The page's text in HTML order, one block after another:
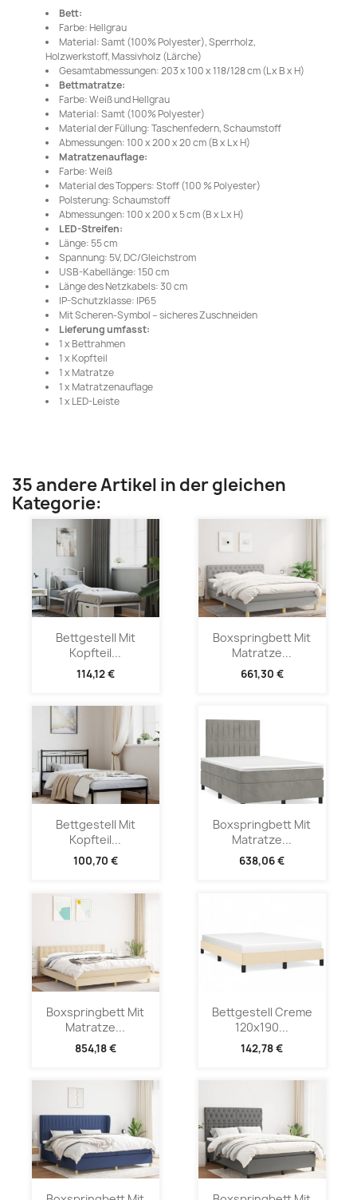
Bett:
Farbe: Hellgrau
Material: Samt (100% Polyester), Sperrholz,
Holzwerkstoff, Massivholz (Lärche)
Gesamtabmessungen: 203 x 100 x 118/128 cm (L x B x H)
Bettmatratze:
Farbe: Weiß und Hellgrau
Material: Samt (100% Polyester)
Material der Füllung: Taschenfedern, Schaumstoff
Abmessungen: 100 x 200 x 20 cm (B x L x H)
Matratzenauflage:
Farbe: Weiß
Material des Toppers: Stoff (100 % Polyester)
Polsterung: Schaumstoff
Abmessungen: 100 x 200 x 5 cm (B x L x H)
LED-Streifen:
Länge: 55 cm
Spannung: 5V, DC/Gleichstrom
USB-Kabellänge: 150 cm
Länge des Netzkabels: 30 cm
IP-Schutzklasse: IP65
Mit Scheren-Symbol – sicheres Zuschneiden
Lieferung umfasst:
1 x Bettrahmen
1 x Kopfteil
1 x Matratze
1 x Matratzenauflage
1 x LED-Leiste
35 andere Artikel in der gleichen
Kategorie:
Bettgestell Mit
Kopfteil...
114,12 €
Boxspringbett Mit
Matratze...
661,30 €
Bettgestell Mit
Kopfteil...
100,70 €
Boxspringbett Mit
Matratze...
638,06 €
Boxspringbett Mit
Matratze...
854,18 €
Bettgestell Creme
120x190...
142,78 €